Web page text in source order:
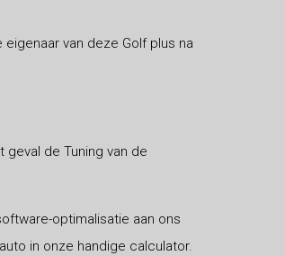
van deze Golf plus na
de Tuning van de
optimalisatie aan ons
in onze handige calculator.